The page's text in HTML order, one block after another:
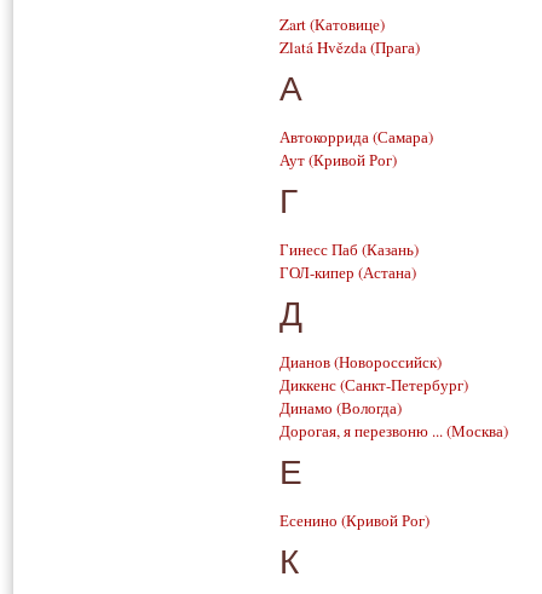
Zart(Катовице)
Zlatá Hvězda(Прага)
А
Автокоррида(Самара)
Аут(Кривой Рог)
Г
Гинесс Паб (Казань)
ГОЛ-кипер (Астана)
Д
Дианов(Новороссийск)
Диккенс(Санкт-Петербург)
Динамо (Вологда)
Дорогая, я перезвоню ...(Москва)
Е
Есенино (Кривой Рог)
К